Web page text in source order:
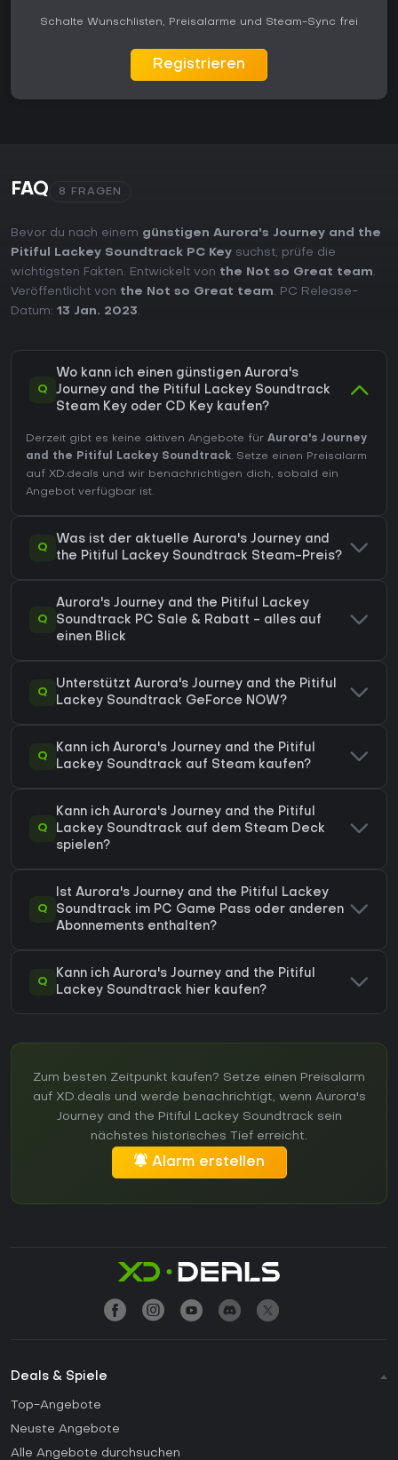
Schalte Wunschlisten, Preisalarme und Steam-Sync frei
Registrieren
FAQ 8 FRAGEN
Bevor du nach einem günstigen Aurora's Journey and the
Pitiful Lackey Soundtrack PC Key suchst, prüfe die
wichtigsten Fakten. Entwickelt von the Not so Great team.
Veröffentlicht von the Not so Great team. PC Release-
Datum: 13 Jan. 2023.
Q
Wo kann ich einen günstigen Aurora's
Journey and the Pitiful Lackey Soundtrack
Steam Key oder CD Key kaufen?
Derzeit gibt es keine aktiven Angebote für Aurora's Journey
and the Pitiful Lackey Soundtrack. Setze einen Preisalarm
auf XD.deals und wir benachrichtigen dich, sobald ein
Angebot verfügbar ist.
Q
Was ist der aktuelle Aurora's Journey and
the Pitiful Lackey Soundtrack Steam-Preis?
Q
Aurora's Journey and the Pitiful Lackey
Soundtrack PC Sale & Rabatt - alles auf
einen Blick
Q
Unterstützt Aurora's Journey and the Pitiful
Lackey Soundtrack GeForce NOW?
Q
Kann ich Aurora's Journey and the Pitiful
Lackey Soundtrack auf Steam kaufen?
Q
Kann ich Aurora's Journey and the Pitiful
Lackey Soundtrack auf dem Steam Deck
spielen?
Q
Ist Aurora's Journey and the Pitiful Lackey
Soundtrack im PC Game Pass oder anderen
Abonnements enthalten?
Q
Kann ich Aurora's Journey and the Pitiful
Lackey Soundtrack hier kaufen?
Zum besten Zeitpunkt kaufen? Setze einen Preisalarm
auf XD.deals und werde benachrichtigt, wenn Aurora's
Journey and the Pitiful Lackey Soundtrack sein
nächstes historisches Tief erreicht.
Alarm erstellen
Deals & Spiele
Top-Angebote
Neuste Angebote
Alle Angebote durchsuchen